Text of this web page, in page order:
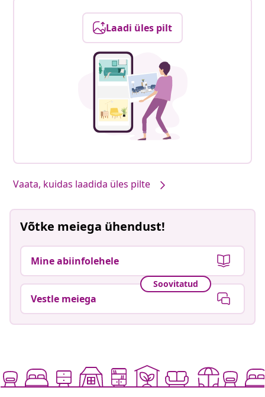
Laadi üles pilt
Vaata, kuidas laadida üles pilte
Võtke meiega ühendust!
Mine abiinfolehele
Soovitatud
Vestle meiega